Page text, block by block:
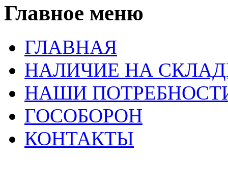
Главное меню
ГЛАВНАЯ
НАЛИЧИЕ НА
НАШИ
ГОСОБОРОН
КОНТАКТЫ